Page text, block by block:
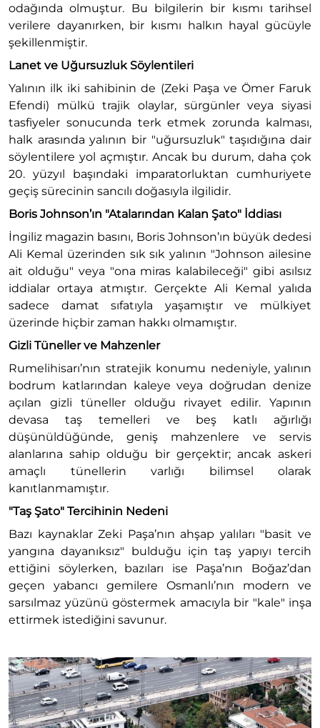
odağında olmuştur. Bu bilgilerin bir kısmı tarihsel
verilere dayanırken, bir kısmı halkın hayal gücüyle
şekillenmiştir.
Lanet ve Uğursuzluk Söylentileri
Yalının ilk iki sahibinin de (Zeki Paşa ve Ömer Faruk
Efendi) mülkü trajik olaylar, sürgünler veya siyasi
tasfiyeler sonucunda terk etmek zorunda kalması,
halk arasında yalının bir "uğursuzluk" taşıdığına dair
söylentilere yol açmıştır. Ancak bu durum, daha çok
20. yüzyıl başındaki imparatorluktan cumhuriyete
geçiş sürecinin sancılı doğasıyla ilgilidir.
Boris Johnson’ın "Atalarından Kalan Şato" İddiası
İngiliz magazin basını, Boris Johnson’ın büyük dedesi
Ali Kemal üzerinden sık sık yalının "Johnson ailesine
ait olduğu" veya "ona miras kalabileceği" gibi asılsız
iddialar ortaya atmıştır. Gerçekte Ali Kemal yalıda
sadece damat sıfatıyla yaşamıştır ve mülkiyet
üzerinde hiçbir zaman hakkı olmamıştır.
Gizli Tüneller ve Mahzenler
Rumelihisarı’nın stratejik konumu nedeniyle, yalının
bodrum katlarından kaleye veya doğrudan denize
açılan gizli tüneller olduğu rivayet edilir. Yapının
devasa taş temelleri ve beş katlı ağırlığı
düşünüldüğünde, geniş mahzenlere ve servis
alanlarına sahip olduğu bir gerçektir; ancak askeri
amaçlı tünellerin varlığı bilimsel olarak
kanıtlanmamıştır.
"Taş Şato" Tercihinin Nedeni
Bazı kaynaklar Zeki Paşa’nın ahşap yalıları "basit ve
yangına dayanıksız" bulduğu için taş yapıyı tercih
ettiğini söylerken, bazıları ise Paşa’nın Boğaz’dan
geçen yabancı gemilere Osmanlı’nın modern ve
sarsılmaz yüzünü göstermek amacıyla bir "kale" inşa
ettirmek istediğini savunur.